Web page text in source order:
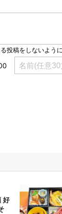
好